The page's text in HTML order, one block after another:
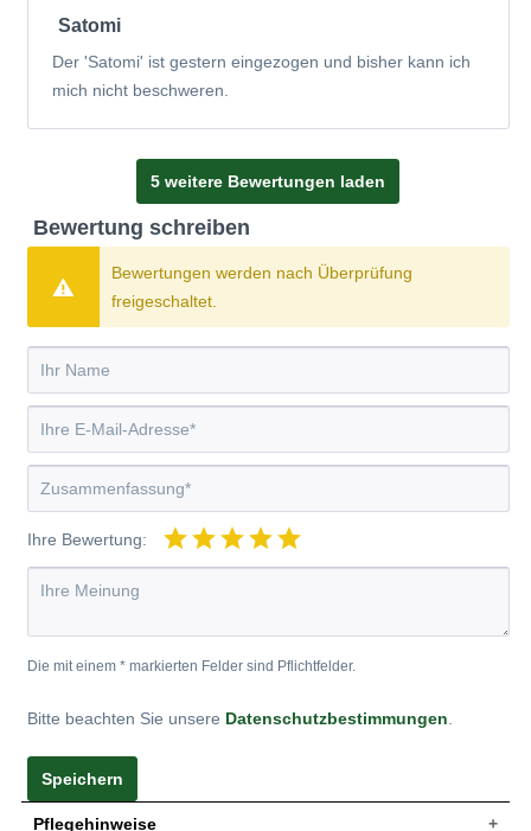
Satomi
Der 'Satomi' ist gestern eingezogen und bisher kann ich
mich nicht beschweren.
5 weitere Bewertungen laden
Bewertung schreiben
Bewertungen werden nach Überprüfung
freigeschaltet.
Ihre Bewertung:
Die mit einem * markierten Felder sind Pflichtfelder.
Bitte beachten Sie unsere Datenschutzbestimmungen
Speichern
Pflegehinweise